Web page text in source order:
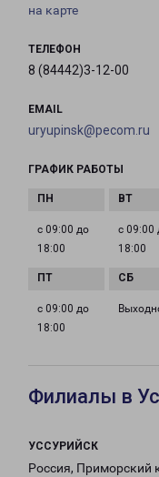
на карте
ТЕЛЕФОН
8 (84442)3-12-00
EMAIL
uryupinsk@pecom.ru
ГРАФИК РАБОТЫ
с 09:00 до
18:00
с 09:00
18:00
с 09:00 до
18:00
Филиалы в
УССУРИЙСК
Россия, Приморский